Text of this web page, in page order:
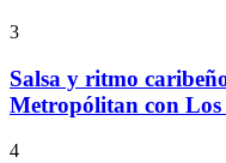
3
Salsa y ritmo
Metropólitan con Los
4